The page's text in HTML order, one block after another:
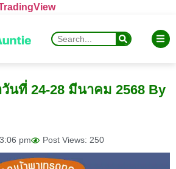
นที่ 24-28 มีนาคม 2568 By
3:06 pm Post Views: 250